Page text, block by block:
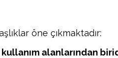
öne çıkmaktadır:
alanlarından